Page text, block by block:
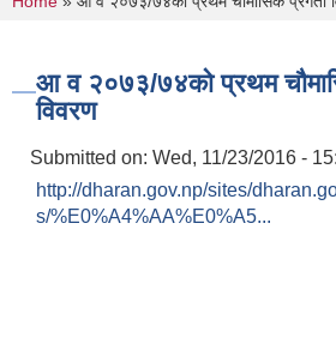
You are here
आ व २०७३/७४को प्रथम
विवरण
Submitted on: Wed, 11/23/2016 -
http://dharan.gov.np/sites/
s/%E0%A4%AA%E0%A5...